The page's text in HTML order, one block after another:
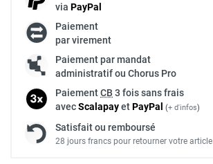
via PayPal
Paiement
par virement
Paiement par mandat
administratif ou Chorus Pro
PaiementCB 3 fois sans frais
avecScalapayetPayPal (+ d'infos)
Satisfait ou remboursé
28 jours francs pour retourner votre article